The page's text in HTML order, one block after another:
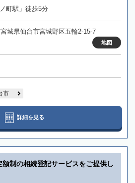
町駅」徒歩5分
城県仙台市宮城野区五輪2-15-7
地図
市
詳細を見る
額制の相続登記サービスをご提供し